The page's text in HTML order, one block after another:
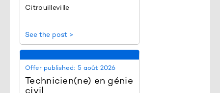
Citrouilleville
See the post >
Offer published: 5 août 2026
Technicien(ne) en génie
civil